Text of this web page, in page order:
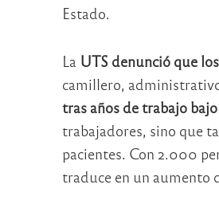
Estado.
La UTS denunció que
camillero,
tras años de trabajo
trabajadores, sino que
pacientes. Con 2.000
traduce en un aumento